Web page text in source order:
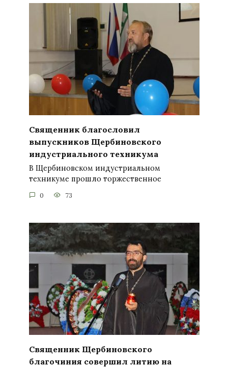
Священник благословил
выпускников Щербиновского
индустриального техникума
В Щербиновском индустриальном
техникуме прошло торжественное
0 73
Священник Щербиновского
благочиния совершил литию на